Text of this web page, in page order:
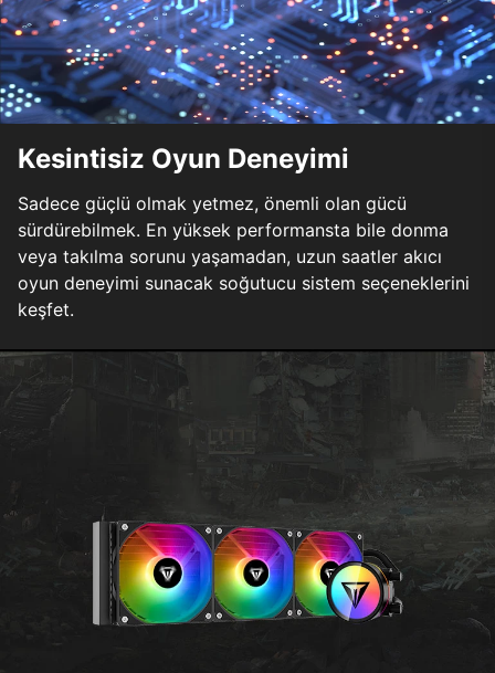
Kesintisiz Oyun Deneyimi
Sadece güçlü olmak yetmez, önemli olan gücü
sürdürebilmek. En yüksek performansta bile donma
veya takılma sorunu yaşamadan, uzun saatler akıcı
oyun deneyimi sunacak soğutucu sistem seçeneklerini
keşfet.